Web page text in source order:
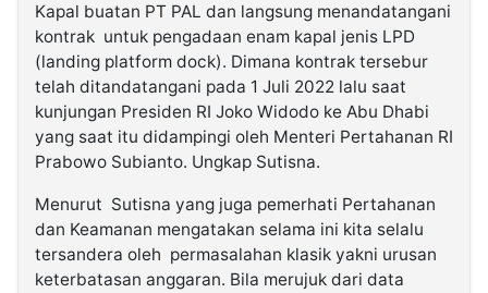
Kapal buatan PT PAL dan langsung menandatangani
kontrak untuk pengadaan enam kapal jenis LPD
(landing platform dock). Dimana kontrak tersebur
telah ditandatangani pada 1 Juli 2022 lalu saat
kunjungan Presiden RI Joko Widodo ke Abu Dhabi
yang saat itu didampingi oleh Menteri Pertahanan RI
Prabowo Subianto. Ungkap Sutisna.
Menurut Sutisna yang juga pemerhati Pertahanan
dan Keamanan mengatakan selama ini kita selalu
tersandera oleh permasalahan klasik yakni urusan
keterbatasan anggaran. Bila merujuk dari data